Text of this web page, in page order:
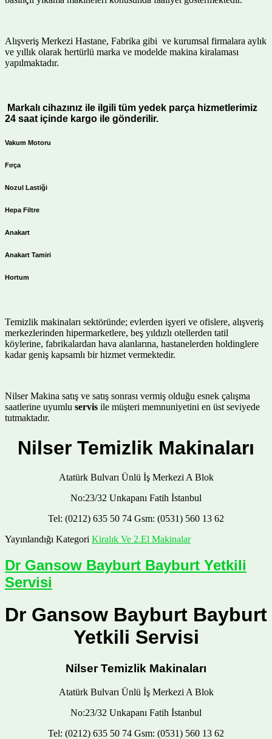
Alışveriş Merkezi Hastane, Fabrika gibi ve kurumsal firmalara aylık
ve yıllık olarak hertürlü marka ve modelde makina kiralaması
yapılmaktadır.
Markalı cihazınız ile ilgili tüm yedek parça hizmetlerimiz
24 saat içinde kargo ile gönderilir.
Vakum Motoru
Fırça
Nozul Lastiği
Hepa Filtre
Anakart
Anakart Tamiri
Hortum
Temizlik makinaları sektöründe; evlerden işyeri ve ofislere, alışveriş
merkezlerinden hipermarketlere, beş yıldızlı otellerden tatil
köylerine, fabrikalardan hava alanlarına, hastanelerden holdinglere
kadar geniş kapsamlı bir hizmet vermektedir.
Nilser Makina satış ve satış sonrası vermiş olduğu esnek çalışma
saatlerine uyumlu servis ile müşteri memnuniyetini en üst seviyede
tutmaktadır.
Nilser Temizlik Makinaları
Atatürk Bulvarı Ünlü İş Merkezi A Blok
No:23/32 Unkapanı Fatih İstanbul
Tel: (0212) 635 50 74 Gsm: (0531) 560 13 62
Yayınlandığı Kategori Kiralık Ve 2.El Makinalar
Dr Gansow Bayburt Bayburt Yetkili
Servisi
Dr Gansow Bayburt Bayburt
Yetkili Servisi
Nilser Temizlik Makinaları
Atatürk Bulvarı Ünlü İş Merkezi A Blok
No:23/32 Unkapanı Fatih İstanbul
Tel: (0212) 635 50 74 Gsm: (0531) 560 13 62